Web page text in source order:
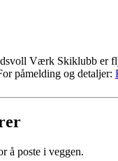
Værk Skiklubb er
påmelding og detaljer:
å poste i veggen.